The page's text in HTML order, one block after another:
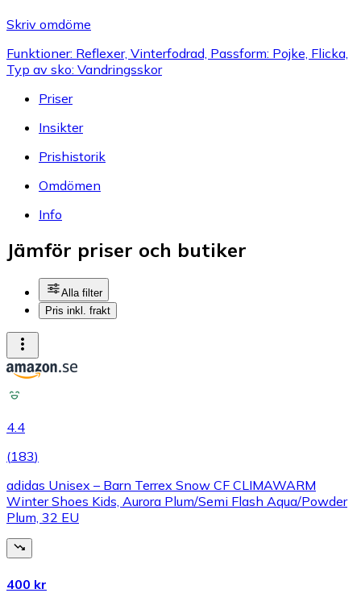
Skriv omdöme
Funktioner: Reflexer, Vinterfodrad, Passform: Pojke, Flicka,
Typ av sko: Vandringsskor
Priser
Insikter
Prishistorik
Omdömen
Info
Jämför priser och butiker
Alla filter
Pris inkl. frakt
4.4
(183)
adidas Unisex – Barn Terrex Snow CF CLIMAWARM
Winter Shoes Kids, Aurora Plum/Semi Flash Aqua/Powder
Plum, 32 EU
400 kr